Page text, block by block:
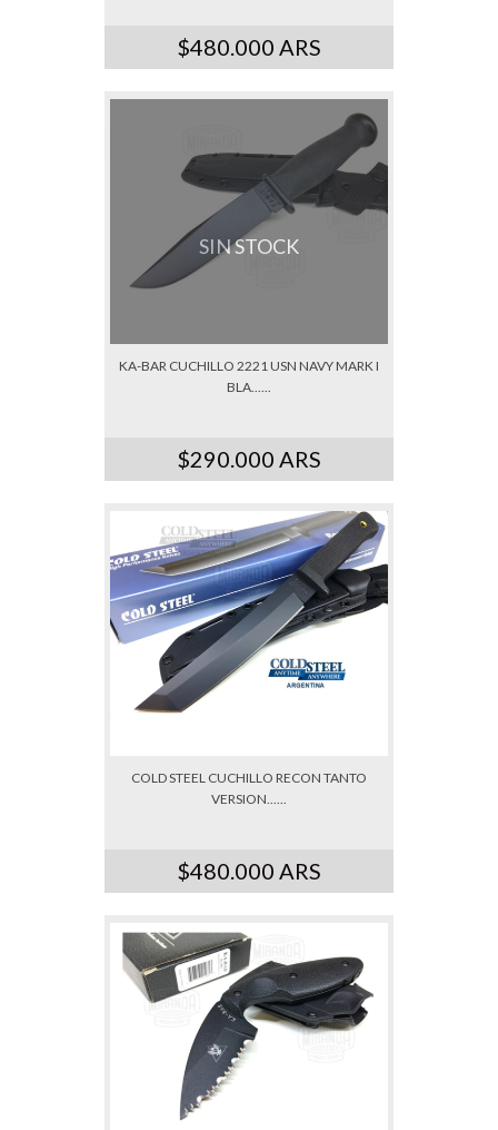
$480.000 ARS
SIN STOCK
KA-BAR CUCHILLO 2221 USN NAVY MARK I
BLA......
$290.000 ARS
COLD STEEL CUCHILLO RECON TANTO
VERSION......
$480.000 ARS